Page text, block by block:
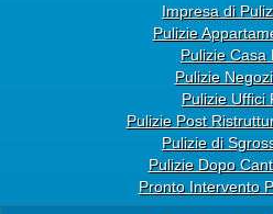
Impresa di
Pulizie
Pulizie Casa
Pulizie
Pulizie Uffici
Pulizie Post
Pulizie di
Pulizie Dopo
Pronto Intervento